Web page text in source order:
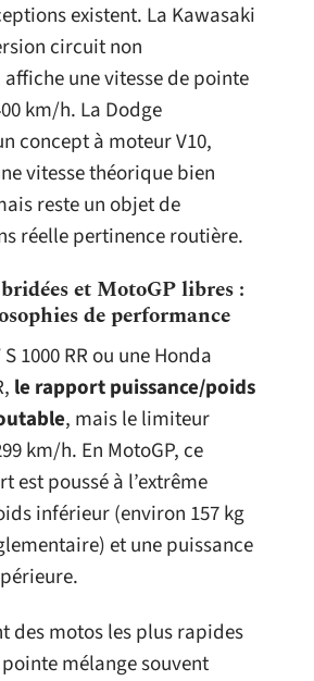
existent. La Kawasaki
circuit non
une vitesse de pointe
km/h. La Dodge
concept à moteur V10,
vitesse théorique bien
reste un objet de
réelle pertinence routière.
et MotoGP libres :
de performance
1000 RR ou une Honda
le rapport puissance/poids
, mais le limiteur
km/h. En MotoGP, ce
est poussé à l’extrême
inférieur (environ 157 kg
et une puissance
des motos les plus rapides
mélange souvent